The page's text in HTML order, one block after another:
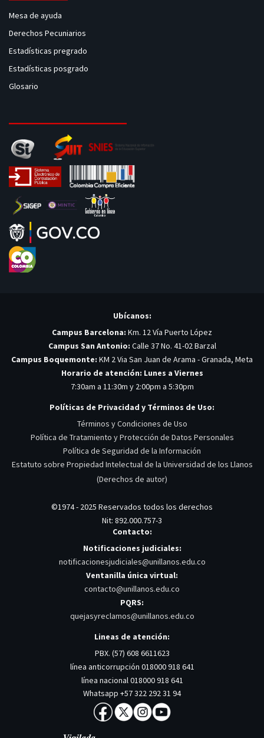
Mesa de ayuda
Derechos Pecuniarios
Estadísticas pregrado
Estadísticas posgrado
Glosario
Ubícanos:
Campus Barcelona: Km. 12 Vía Puerto López
Campus San Antonio: Calle 37 No. 41-02 Barzal
Campus Boquemonte: KM 2 Via San Juan de Arama - Granada, Meta
Horario de atención: Lunes a Viernes
7:30am a 11:30m y 2:00pm a 5:30pm
Políticas de Privacidad y Términos de Uso:
Términos y Condiciones de Uso
Política de Tratamiento y Protección de Datos Personales
Política de Seguridad de la Información
Estatuto sobre Propiedad Intelectual de la Universidad de los Llanos
(Derechos de autor)
©1974 - 2025 Reservados todos los derechos
Nit: 892.000.757-3
Contacto:
Notificaciones judiciales:
notificacionesjudiciales@unillanos.edu.co
Ventanilla única virtual:
contacto@unillanos.edu.co
PQRS:
quejasyreclamos@unillanos.edu.co
Lineas de atención:
PBX. (57) 608 6611623
línea anticorrupción 018000 918 641
línea nacional 018000 918 641
Whatsapp +57 322 292 31 94